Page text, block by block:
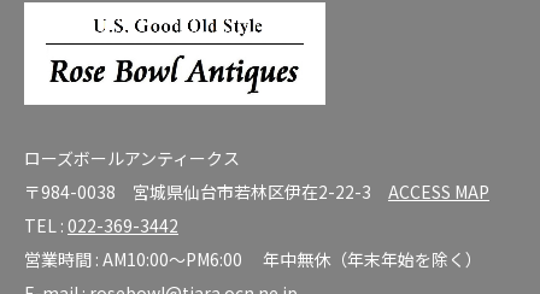
ローズボールアンティークス
〒984-0038 宮城県仙台市若林区伊在2-22-3 ACCESS MAP
TEL : 022-369-3442
営業時間 : AM10:00～PM6:00 年中無休（年末年始を除く）